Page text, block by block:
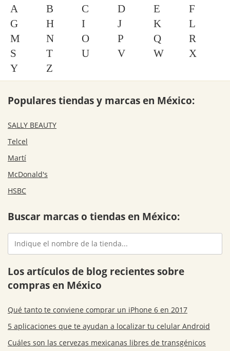
A B C D E
F
G
H I J K
L
M
N O P Q
R
S
T U V W
X
Y
Z
Populares tiendas y marcas en México:
SALLY BEAUTY
Telcel
Martí
McDonald's
HSBC
Buscar marcas o tiendas en México:
Los artículos de blog recientes sobre
compras en México
Qué tanto te conviene comprar un iPhone 6 en 2017
5 aplicaciones que te ayudan a localizar tu celular Android
Cuáles son las cervezas mexicanas libres de transgénicos